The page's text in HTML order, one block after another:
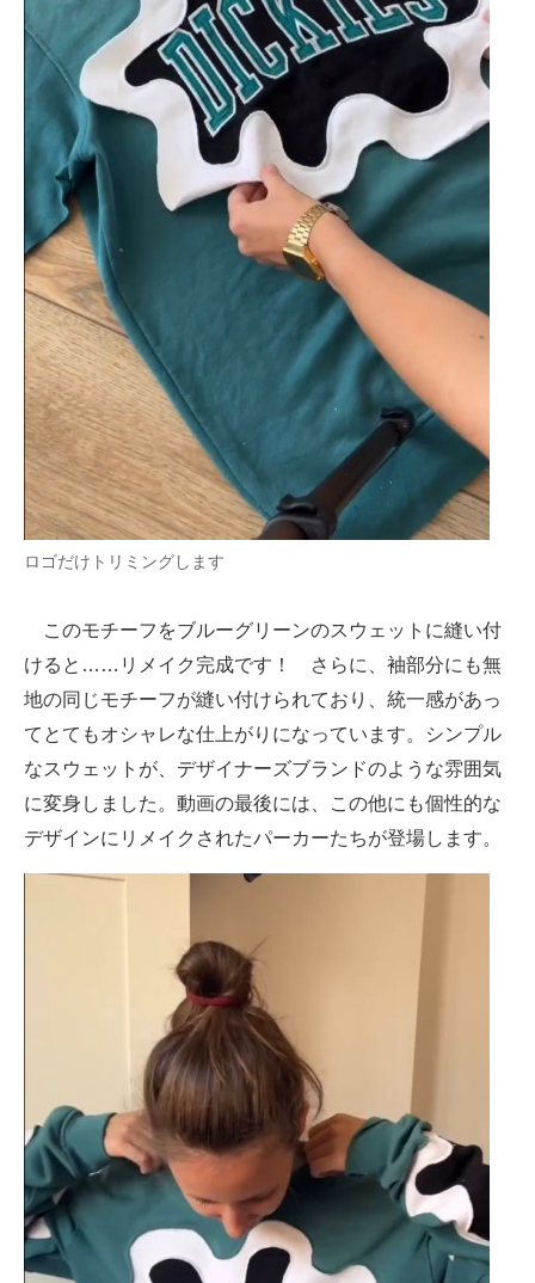
ロゴだけトリミングします
このモチーフをブルーグリーンのスウェットに縫い付
けると……リメイク完成です！ さらに、袖部分にも無
地の同じモチーフが縫い付けられており、統一感があっ
てとてもオシャレな仕上がりになっています。シンプル
なスウェットが、デザイナーズブランドのような雰囲気
に変身しました。動画の最後には、この他にも個性的な
デザインにリメイクされたパーカーたちが登場します。